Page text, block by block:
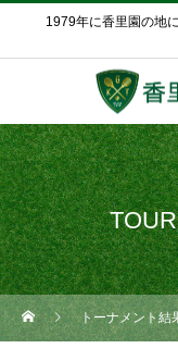
1979年に香里園の地
トーナメント結